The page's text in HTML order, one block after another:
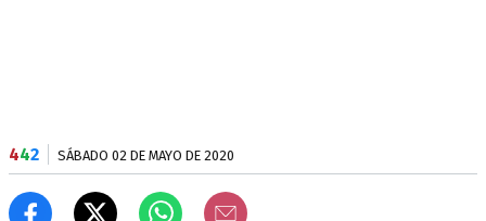
442 SÁBADO 02 DE MAYO DE 2020